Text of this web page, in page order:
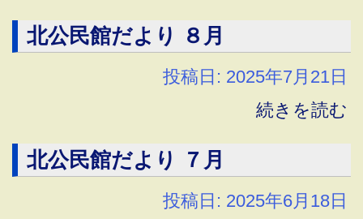
北公民館だより ８月
投稿日: 2025年7月21日
続きを読む
北公民館だより ７月
投稿日: 2025年6月18日